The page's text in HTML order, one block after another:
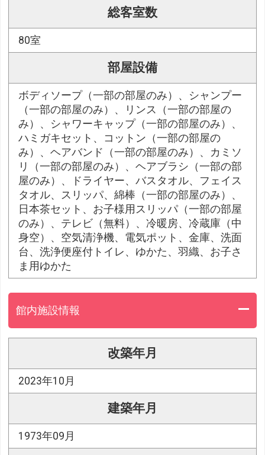
総客室数
80室
部屋設備
ボディソープ（一部の部屋のみ）、シャンプー
（一部の部屋のみ）、リンス（一部の部屋の
み）、シャワーキャップ（一部の部屋のみ）、
ハミガキセット、コットン（一部の部屋の
み）、ヘアバンド（一部の部屋のみ）、カミソ
リ（一部の部屋のみ）、ヘアブラシ（一部の部
屋のみ）、ドライヤー、バスタオル、フェイス
タオル、スリッパ、綿棒（一部の部屋のみ）、
日本茶セット、お子様用スリッパ（一部の部屋
のみ）、テレビ（無料）、冷暖房、冷蔵庫（中
身空）、空気清浄機、電気ポット、金庫、洗面
台、洗浄便座付トイレ、ゆかた、羽織、お子さ
ま用ゆかた
館内施設情報
改築年月
2023年10月
建築年月
1973年09月